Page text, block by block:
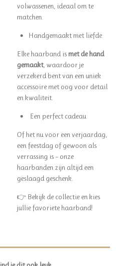
volwassenen, ideaal om te
matchen.
Handgemaakt met liefde
Elke haarband is met de hand
gemaakt, waardoor je
verzekerd bent van een uniek
accessoire met oog voor detail
en kwaliteit.
Een perfect cadeau
Of het nu voor een verjaardag,
een feestdag of gewoon als
verrassing is – onze
haarbanden zijn altijd een
geslaagd geschenk.
👉 Bekijk de collectie en kies
jullie favoriete haarband!